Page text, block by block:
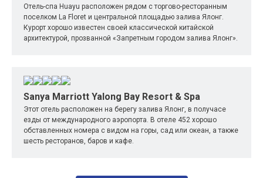
Отель-спа Huayu расположен рядом с торгово-ресторанным
поселком La Floret и центральной площадью залива Ялонг.
Курорт хорошо известен своей классической китайской
архитектурой, прозванной «Запретным городом залива Ялонг».
Sanya Marriott Yalong Bay Resort & Spa
Этот отель расположен на берегу залива Ялонг, в получасе
езды от международного аэропорта. В отеле 452 хорошо
обставленных номера с видом на горы, сад или океан, а также
шесть ресторанов, баров и кафе.